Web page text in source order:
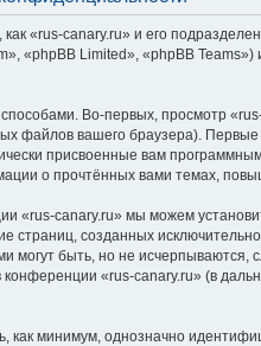
«rus-canary.ru» и его
«phpBB Limited», «phpBB
Во-первых, просмотр
файлов вашего браузера).
присвоенные вам
о прочтённых вами темах,
«rus-canary.ru» мы можем
страниц, созданных
могут быть, но не
конференции «rus-canary.ru» (в
как минимум, однозначно